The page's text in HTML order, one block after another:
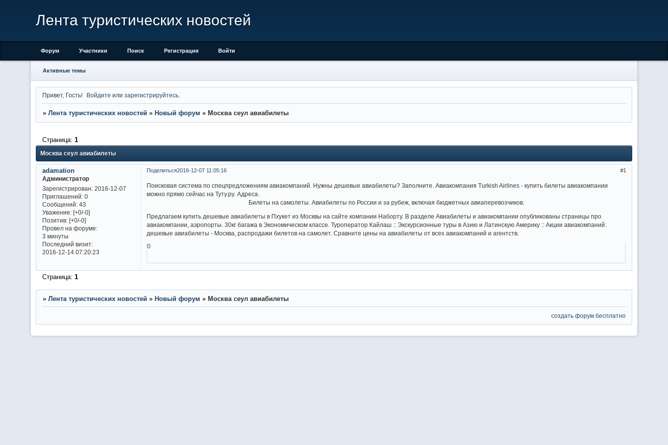
Лента туристических новостей
Форум Участники Поиск Регистрация Войти
Активные темы
Привет, Гость! Войдите илизарегистрируйтесь
» Лента туристических новостей » Новый форум » Москва сеул авиабилеты
Москва сеул авиабилеты
Страница: 1
Поделиться 1
2016-12-07 11:05:16
adamation
Администратор
Зарегистрирован: 2016-12-07
Приглашений:0
Сообщений:43
Уважение: [+0/-0]
Позитив: [+0/-0]
Провел на форуме:
3 минуты
Последний визит:
2016-12-14 07:20:23
Поисковая система по спецпредложениям авиакомпаний. Нужны дешевые авиабилеты? Заполните. Авиакомпания Turkish Airlines - купить билеты авиакомпании
можно прямо сейчас на Туту.ру. Адреса.
Билеты на самолеты. Авиабилеты по России и за рубеж, включая бюджетных авиаперевозчиков.
Предлагаем купить дешевые авиабилеты в Пхукет из Москвы на сайте компании Наборту. В разделе Авиабилеты и авиакомпании опубликованы страницы про
авиакомпании, аэропорты. 30кг багажа в Экономическом классе. Туроператор Кайлаш :: Экскурсионные туры в Азию и Латинскую Америку :: Акции авиакомпаний:
дешевые авиабилеты - Москва, распродажи билетов на самолет. Сравните цены на авиабилеты от всех авиакомпаний и агентств.
0
Страница: 1
» Лента туристических новостей » Новый форум » Москва сеул авиабилеты
создать форум бесплатно